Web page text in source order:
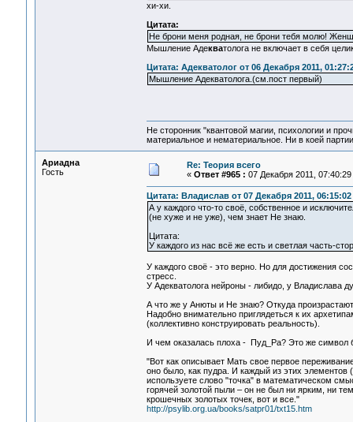
хи-хи.
Цитата:
Не брони меня родная, не брони тебя молю!
Мышление Адекватолога не включает в себя
Цитата: Адекватолог от 06 Декабря 2011,
Мышление Адекватолога.(см.пост первый)
Не сторонник "квантовой магии, психологии и
материальное и нематериальное. Ни в коей
Ариадна
Гость
Re: Теория всего
« Ответ #965 : 07 Декабря 2011, 07:40:29
Цитата: Владислав от 07 Декабря 2011, 06:15:02
А у каждого что-то своё, собственное и
(не хуже и не уже), чем знает Не знаю.
Цитата:
У каждого из нас всё же есть и светлая часть-
У каждого своё - это верно. Но для достижения
стресс.
У Адекватолога нейроны - либидо, у Владислава
А что же у Анюты и Не знаю? Откуда
Надобно внимательно приглядеться к их
(коллективно конструировать реальность).
И чем оказалась плоха - Пуд_Ра? Это же символ
"Вот как описывает Мать свое первое
оно было, как пудра. И каждый из этих элементов
используете слово "точка" в математическом
горячей золотой пыли – он не был ни ярким, ни
крошечных золотых точек, вот и все."
http://psylib.org.ua/books/satpr01/txt15.htm